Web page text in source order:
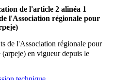
de l'article 2 alinéa 1
l'Association régionale pour
de l'Association régionale pour
(arpeje) en vigueur depuis le